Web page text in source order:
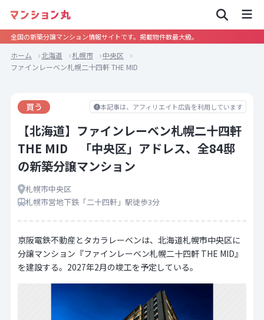
全国の新築分譲マンション情報サイトです。掲載物件数最大級。
ホーム 北海道 札幌市
中央区
ファインレーベン札幌二十四軒 THE MID
本記事は、アフィリエイト広告を利用しています
買う
【北海道】ファインレーベン札幌二十四軒
THE MID 「中央区」アドレス、全84邸
の新築分譲マンション
札幌市中央区
札幌市営地下鉄「二十四軒」駅徒歩3分
京阪電鉄不動産とタカラレーベンは、北海道札幌市中央区に
分譲マンション『ファインレーベン札幌二十四軒 THE MID』
を建設する。2027年2月の竣工を予定している。